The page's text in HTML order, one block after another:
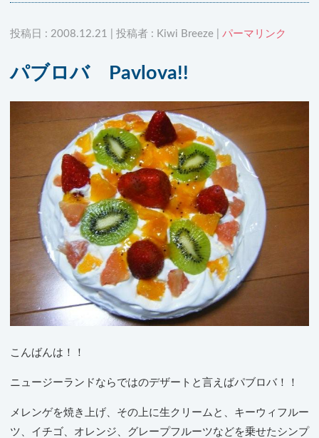
投稿日 : 2008.12.21 | 投稿者 : Kiwi Breeze | パーマリンク
パブロバ Pavlova!!
こんばんは！！
ニュージーランドならではのデザートと言えばパブロバ！！
メレンゲを焼き上げ、その上に生クリームと、キーウィフルー
ツ、イチゴ、オレンジ、グレープフルーツなどを乗せたシンプ